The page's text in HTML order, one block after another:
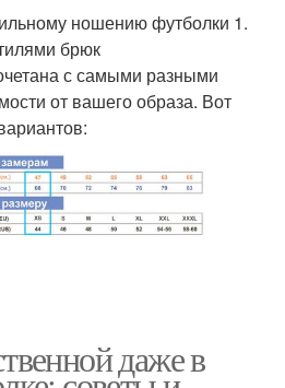
ношению футболки 1.
брюк
с самыми разными
от вашего образа. Вот
даже в